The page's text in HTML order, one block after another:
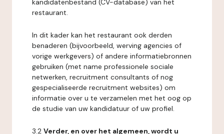
kandidatenbestand (CV-database) van het
restaurant.
In dit kader kan het restaurant ook derden
benaderen (bijvoorbeeld, werving agencies of
vorige werkgevers) of andere informatiebronnen
gebruiken (met name professionele sociale
netwerken, recruitment consultants of nog
gespecialiseerde recruitment websites) om
informatie over u te verzamelen met het oog op
de studie van uw kandidatuur of uw profiel.
3.2 Verder, en over het algemeen, wordt u